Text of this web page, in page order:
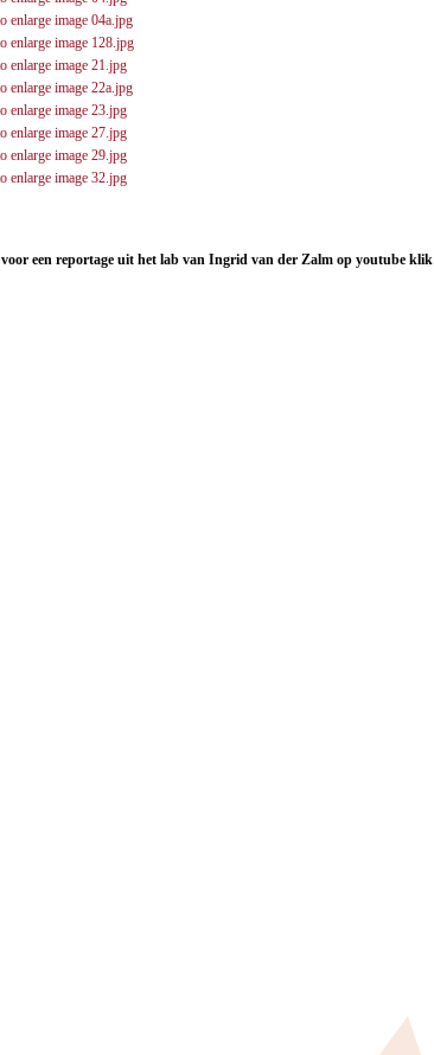
voor een reportage uit het lab van Ingrid van der Zalm op youtube klik